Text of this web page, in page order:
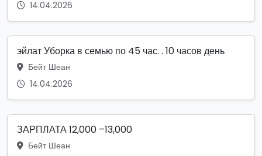
14.04.2026
эйлат Уборка в семью по 45 час. . 10 часов день
Бейт Шеан
14.04.2026
ЗАРПЛАТА 12,000 –13,000
Бейт Шеан